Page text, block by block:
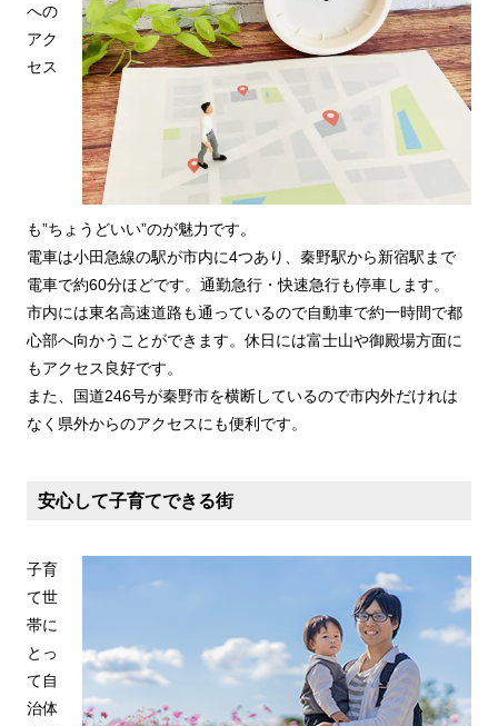
への
アク
セス
も”ちょうどいい”のが魅力です。
電車は小田急線の駅が市内に4つあり、秦野駅から新宿駅まで
電車で約60分ほどです。通勤急行・快速急行も停車します。
市内には東名高速道路も通っているので自動車で約一時間で都
心部へ向かうことができます。休日には富士山や御殿場方面に
もアクセス良好です。
また、国道246号が秦野市を横断しているので市内外だけれは
なく県外からのアクセスにも便利です。
安心して子育てできる街
子育
て世
帯に
とっ
て自
治体